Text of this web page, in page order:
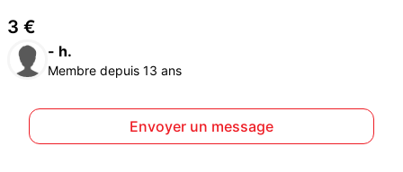
3 €
- h.
Membre depuis 13 ans
Envoyer un message